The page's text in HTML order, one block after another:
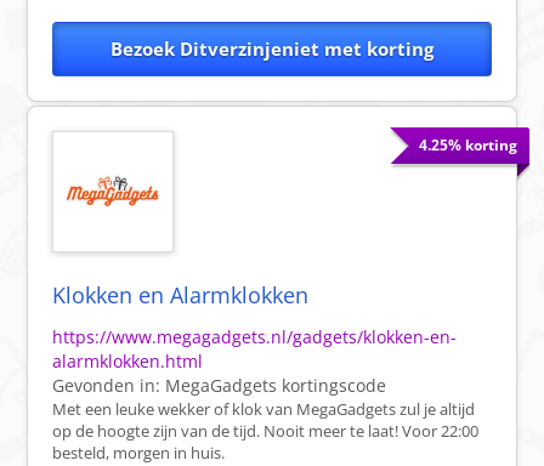
Bezoek Ditverzinjeniet met korting
4.25% korting
Klokken en Alarmklokken
https://www.megagadgets.nl/gadgets/klokken-en-
alarmklokken.html
Gevonden in: MegaGadgets kortingscode
Met een leuke wekker of klok van MegaGadgets zul je altijd
op de hoogte zijn van de tijd. Nooit meer te laat! Voor 22:00
besteld, morgen in huis.